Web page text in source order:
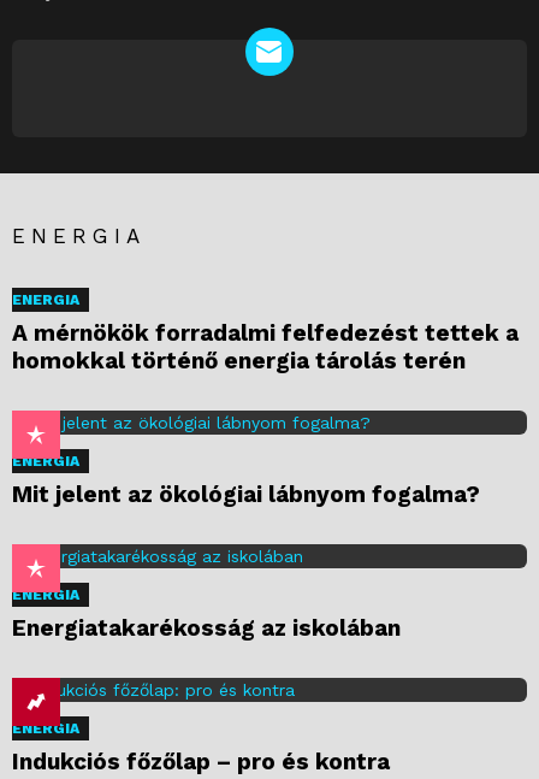
ENERGIA
ENERGIA
A mérnökök forradalmi felfedezést tettek a
homokkal történő energia tárolás terén
ENERGIA
Mit jelent az ökológiai lábnyom fogalma?
ENERGIA
Energiatakarékosság az iskolában
ENERGIA
Indukciós főzőlap – pro és kontra